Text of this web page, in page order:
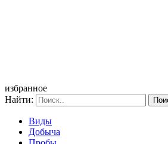
избранное
Найти:
Виды
Добыча